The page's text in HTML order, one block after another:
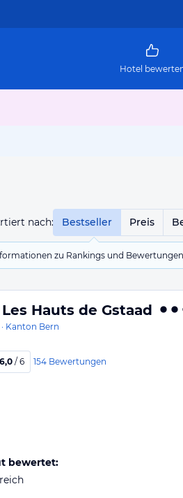
Hotel
nach: Bestseller Preis
zu Rankings und
Hauts de Gstaad
· Kanton Bern
6,0 / 6 154 Bewertungen
bewertet: